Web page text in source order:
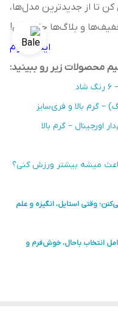
کن تا از جدیدترین مدل‌ها،
و بلاگ‌ها جا نمونی!
اینستاگرام
محصولات زیر رو ببینید:
گرم بالا و فری‌سایز
– گرم بالا
باعث میشه بیشتر ورزش کنی؟
وقتی استایل، انگیزه و علم
انتخاب باحال، خوش‌فرم و